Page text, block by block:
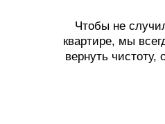
Чтобы не
квартире, мы
вернуть чистоту,